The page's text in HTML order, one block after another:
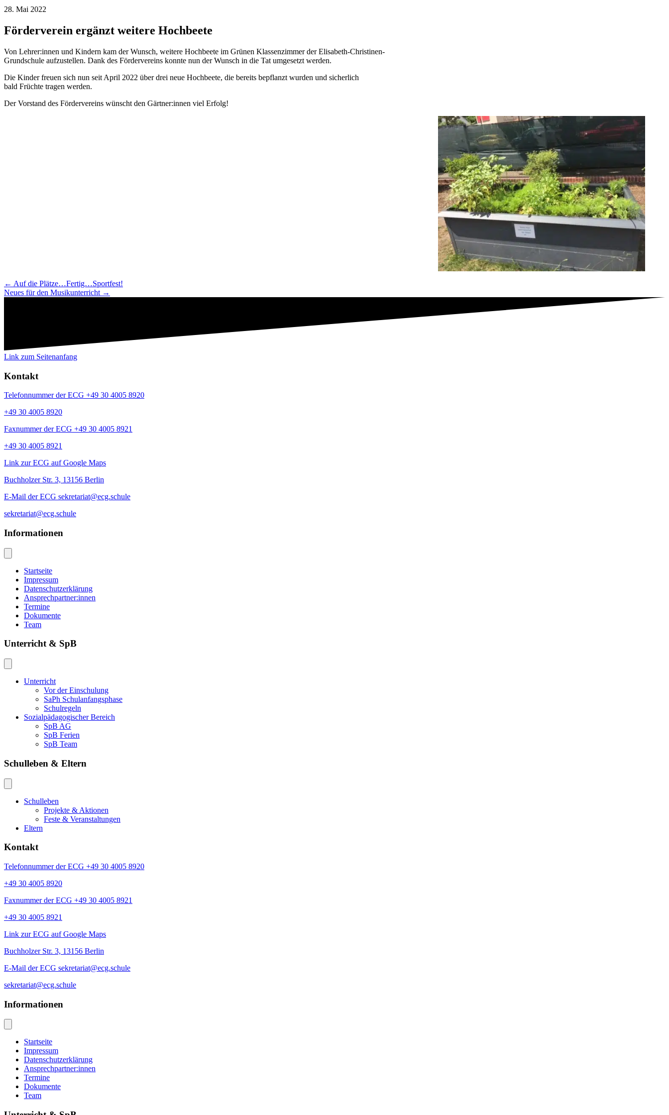
28. Mai 2022
Förderverein ergänzt weitere Hochbeete
Von Lehrer:innen und Kindern kam der Wunsch, weitere Hochbeete im Grünen Klassenzimmer der Elisabeth-Christinen-
Grundschule aufzustellen. Dank des Fördervereins konnte nun der Wunsch in die Tat umgesetzt werden.
Die Kinder freuen sich nun seit April 2022 über drei neue Hochbeete, die bereits bepflanzt wurden und sicherlich
bald Früchte tragen werden.
Der Vorstand des Fördervereins wünscht den Gärtner:innen viel Erfolg!
Navigation
Beiträge
← Auf die Plätze…Fertig…Sportfest!
Neues für den Musikunterricht →
Link zum Seitenanfang
Kontakt
Telefonnummer der ECG +49 30 4005 8920
+49 30 4005 8920
Faxnummer der ECG +49 30 4005 8921
+49 30 4005 8921
Link zur ECG auf Google Maps
Buchholzer Str. 3, 13156 Berlin
E-Mail der ECG sekretariat@ecg.schule
sekretariat@ecg.schule
Informationen
Startseite
Impressum
Datenschutzerklärung
Ansprechpartner:innen
Termine
Dokumente
Team
Unterricht & SpB
Unterricht
Vor der Einschulung
SaPh Schulanfangsphase
Schulregeln
Sozialpädagogischer Bereich
SpB AG
SpB Ferien
SpB Team
Schulleben & Eltern
Schulleben
Projekte & Aktionen
Feste & Veranstaltungen
Eltern
Kontakt
Telefonnummer der ECG +49 30 4005 8920
+49 30 4005 8920
Faxnummer der ECG +49 30 4005 8921
+49 30 4005 8921
Link zur ECG auf Google Maps
Buchholzer Str. 3, 13156 Berlin
E-Mail der ECG sekretariat@ecg.schule
sekretariat@ecg.schule
Informationen
Startseite
Impressum
Datenschutzerklärung
Ansprechpartner:innen
Termine
Dokumente
Team